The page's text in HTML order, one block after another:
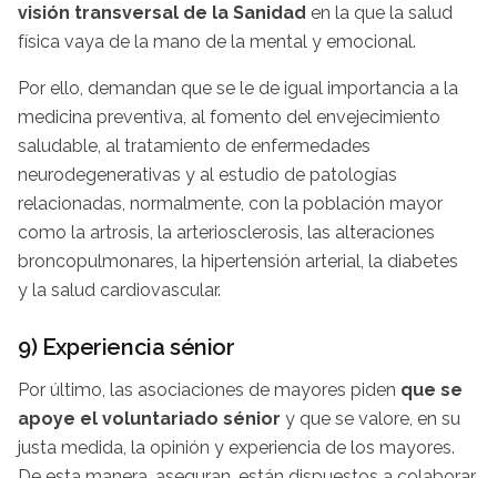
visión transversal de la Sanidad en la que la salud
física vaya de la mano de la mental y emocional.
Por ello, demandan que se le de igual importancia a la
medicina preventiva, al fomento del envejecimiento
saludable, al tratamiento de enfermedades
neurodegenerativas y al estudio de patologías
relacionadas, normalmente, con la población mayor
como la artrosis, la arteriosclerosis, las alteraciones
broncopulmonares, la hipertensión arterial, la diabetes
y la salud cardiovascular.
9) Experiencia sénior
Por último, las asociaciones de mayores piden que se
apoye el voluntariado sénior y que se valore, en su
justa medida, la opinión y experiencia de los mayores.